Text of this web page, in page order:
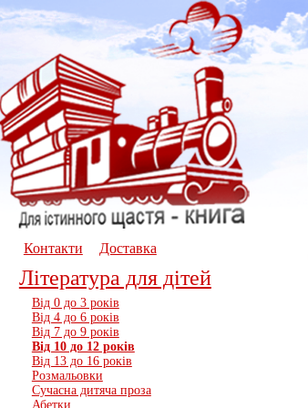
Контакти Доставка
Література для дітей
Вiд 0 до 3 рокiв
Вiд 4 до 6 рокiв
Вiд 7 до 9 рокiв
Вiд 10 до 12 рокiв
Вiд 13 до 16 рокiв
Розмальовки
Сучасна дитяча проза
Абетки